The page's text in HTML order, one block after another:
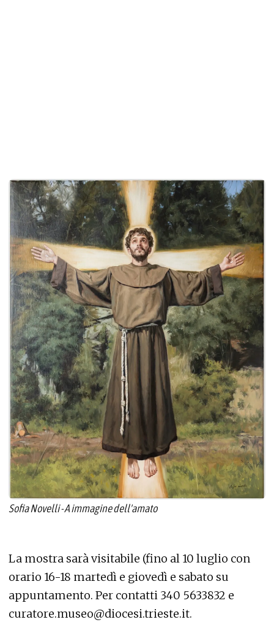
Sofia Novelli - A immagine dell'amato
La mostra sarà visitabile (fino al 10 luglio con
orario 16-18 martedì e giovedì e sabato su
appuntamento. Per contatti 340 5633832 e
curatore.museo@diocesi.trieste.it.